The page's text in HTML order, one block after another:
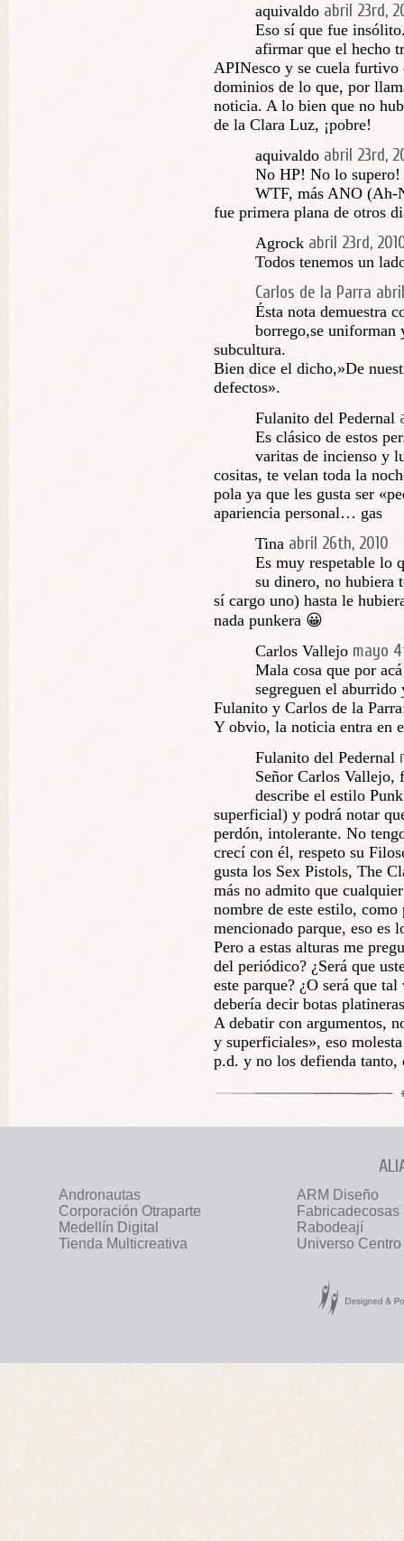
aquivaldo abril 23rd,
Eso sí que fue
afirmar que el hecho
APINesco y se cuela
dominios de lo que, por
noticia. A lo bien que no
de la Clara Luz, ¡pobre!
aquivaldo abril 23rd,
No HP! No lo supero!
WTF, más ANO (Ah-
fue primera plana de otros
Agrock abril 23rd,
Todos tenemos un
Carlos de la Parra
Ésta nota demuestra
borrego,se uniforman
subcultura.
Bien dice el dicho,»De
defectos».
Fulanito del Pedernal
Es clásico de estos
varitas de incienso y
cositas, te velan toda la
pola ya que les gusta ser
apariencia personal… gas
Tina abril 26th, 2010
Es muy respetable lo
su dinero, no hubiera
sí cargo uno) hasta le
nada punkera 😀
Carlos Vallejo mayo
Mala cosa que por
segreguen el
Fulanito y Carlos de la
Y obvio, la noticia entra en
Fulanito del Pedernal
Señor Carlos Vallejo,
describe el estilo
superficial) y podrá notar
perdón, intolerante. No
crecí con él, respeto su
gusta los Sex Pistols, The
más no admito que
nombre de este estilo, como
mencionado parque, eso es
Pero a estas alturas me
del periódico? ¿Será que
este parque? ¿O será que
debería decir botas
A debatir con argumentos,
y superficiales», eso
p.d. y no los defienda tanto,
Andronautas
ARM Diseño
Corporación Otraparte
Fabricadecosas
Medellín Digital
Rabodeají
Tienda Multicreativa
Universo Centro